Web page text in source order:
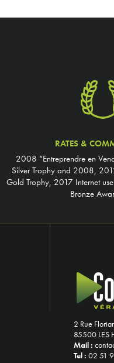
RATES &
2008 “Entreprendre en
Silver Trophy and 2008,
Gold Trophy, 2017 Internet
Bronze
2 Rue
85500 LES
Mail :
Tel : 02 51